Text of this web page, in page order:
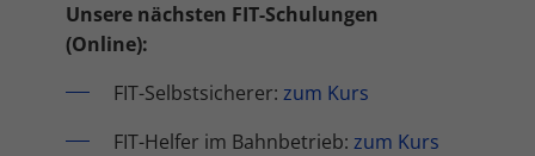
Unsere nächsten FIT-Schulungen
(Online):
FIT-Selbstsicherer: zum Kurs
FIT-Helfer im Bahnbetrieb: zum Kurs